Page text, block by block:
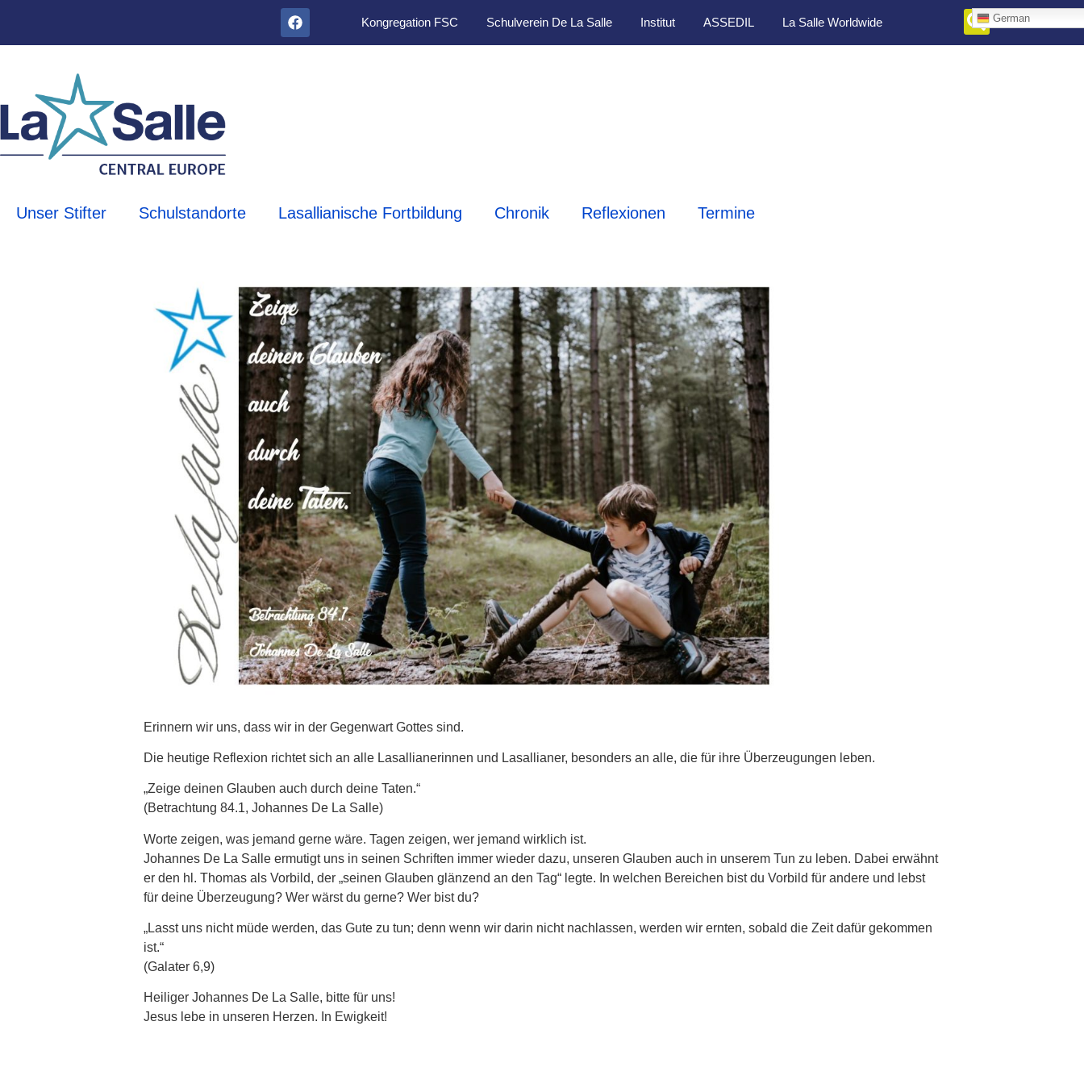
German
Kongregation FSC Schulverein De La Salle Institut ASSEDIL La Salle Worldwide
Unser Stifter Schulstandorte Lasallianische Fortbildung Chronik Reflexionen Termine
Erinnern wir uns, dass wir in der Gegenwart Gottes sind.
Die heutige Reflexion richtet sich an alle Lasallianerinnen und Lasallianer, besonders an alle, die für ihre Überzeugungen leben.
„Zeige deinen Glauben auch durch deine Taten.“
(Betrachtung 84.1, Johannes De La Salle)
Worte zeigen, was jemand gerne wäre. Tagen zeigen, wer jemand wirklich ist.
Johannes De La Salle ermutigt uns in seinen Schriften immer wieder dazu, unseren Glauben auch in unserem Tun zu leben. Dabei erwähnt
er den hl. Thomas als Vorbild, der „seinen Glauben glänzend an den Tag“ legte. In welchen Bereichen bist du Vorbild für andere und lebst
für deine Überzeugung? Wer wärst du gerne? Wer bist du?
„Lasst uns nicht müde werden, das Gute zu tun; denn wenn wir darin nicht nachlassen, werden wir ernten, sobald die Zeit dafür gekommen
ist.“
(Galater 6,9)
Heiliger Johannes De La Salle, bitte für uns!
Jesus lebe in unseren Herzen. In Ewigkeit!